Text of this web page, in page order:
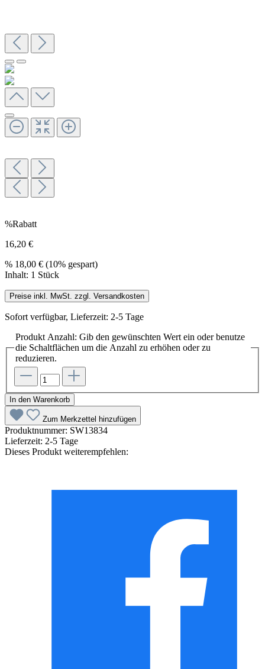
%Rabatt
16,20 €
% 18,00 € (10% gespart)
Inhalt: 1 Stück
Preise inkl. MwSt. zzgl. Versandkosten
Sofort verfügbar, Lieferzeit: 2-5 Tage
Produkt Anzahl: Gib den gewünschten Wert ein oder benutze
die Schaltflächen um die Anzahl zu erhöhen oder zu
reduzieren.
In den Warenkorb
Zum Merkzettel hinzufügen
Produktnummer: SW13834
Lieferzeit: 2-5 Tage
Dieses Produkt weiterempfehlen: